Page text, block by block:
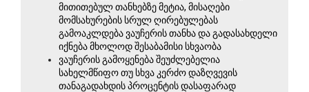
მითითებულ თანხებზე მეტია, მისაღები
მომსახურების სრულ ღირებულებას
გამოაკლდება ვაუჩერის თანხა და გადასახდელი
იქნება მხოლოდ შესაბამისი სხვაობა
ვაუჩერის გამოყენება შეუძლებელია
სახელმწიფო თუ სხვა კერძო დაზღვევის
თანაგადახდის პროცენტის დასაფარად